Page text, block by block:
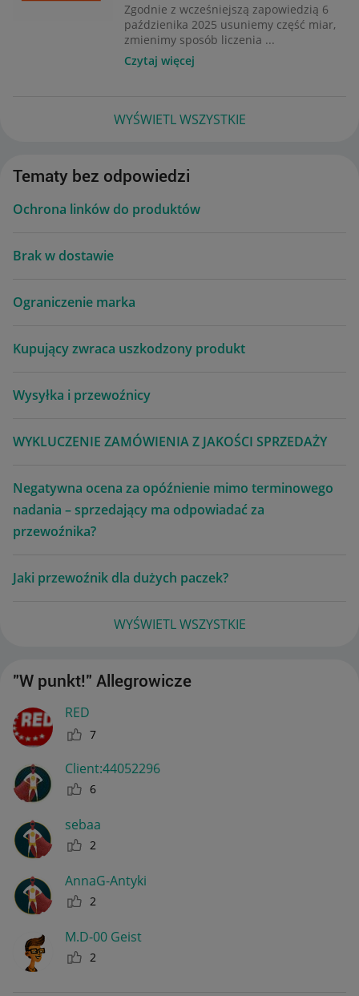
Zgodnie z wcześniejszą zapowiedzią 6
paździenika 2025 usuniemy część miar,
zmienimy sposób liczenia ...
Czytaj więcej
WYŚWIETL WSZYSTKIE
Tematy bez odpowiedzi
Ochrona linków do produktów
Brak w dostawie
Ograniczenie marka
Kupujący zwraca uszkodzony produkt
Wysyłka i przewoźnicy
WYKLUCZENIE ZAMÓWIENIA Z JAKOŚCI SPRZEDAŻY
Negatywna ocena za opóźnienie mimo terminowego
nadania – sprzedający ma odpowiadać za
przewoźnika?
Jaki przewoźnik dla dużych paczek?
WYŚWIETL WSZYSTKIE
"W punkt!" Allegrowicze
RED
7
Client:44052296
6
sebaa
2
AnnaG-Antyki
2
M.D-00 Geist
2